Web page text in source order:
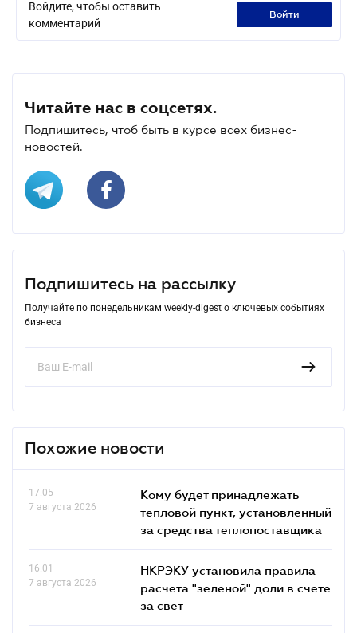
Войдите, чтобы оставить
комментарий
войти
Читайте нас в соцсетях.
Подпишитесь, чтоб быть в курсе всех бизнес-
новостей.
Подпишитесь на рассылку
Получайте по понедельникам weekly-digest о ключевых событиях
бизнеса
Похожие новости
17.05
7 августа 2026
Кому будет принадлежать
тепловой пункт, установленный
за средства теплопоставщика
16.01
7 августа 2026
НКРЭКУ установила правила
расчета "зеленой" доли в счете
за свет